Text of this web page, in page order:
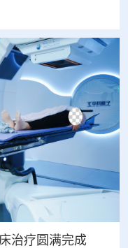
治疗圆满完成